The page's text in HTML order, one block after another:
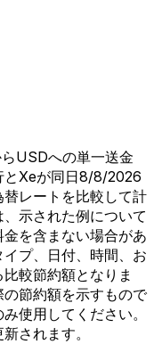
USDへの単一送金
とXeが同日8/8/2026
レートを比較して計
示された例について
を含まない場合があ
プ、日付、時間、お
較節約額となりま
節約額を示すもので
使用してください。
されます。